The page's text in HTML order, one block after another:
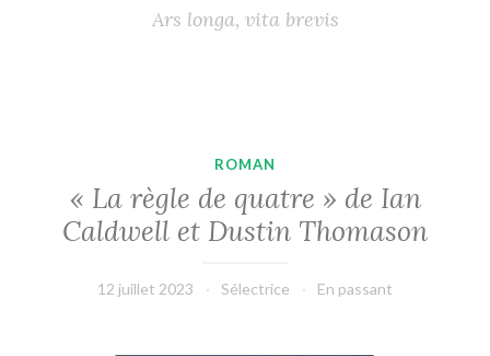
Ars longa, vita brevis
ROMAN
« La règle de quatre » de Ian
Caldwell et Dustin Thomason
12 juillet 2023 Sélectrice En passant